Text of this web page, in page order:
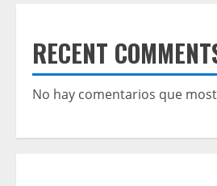
RECENT
No hay comentarios que